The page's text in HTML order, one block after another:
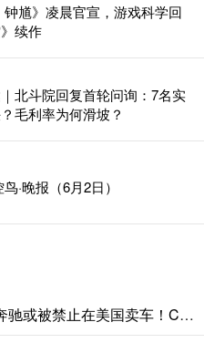
馗》凌晨官宣，游戏科学回
续作
北斗院回复首轮问询：7名实
毛利率为何滑坡？
·晚报（6月2日）
泸深配 两大股东是中国人 奔驰或被禁止在美国卖车！CEO急表态：不惜调整也要保住美国